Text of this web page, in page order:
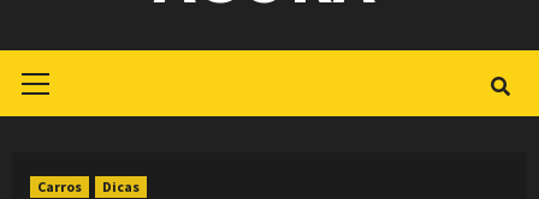
Menu
Carros Dicas